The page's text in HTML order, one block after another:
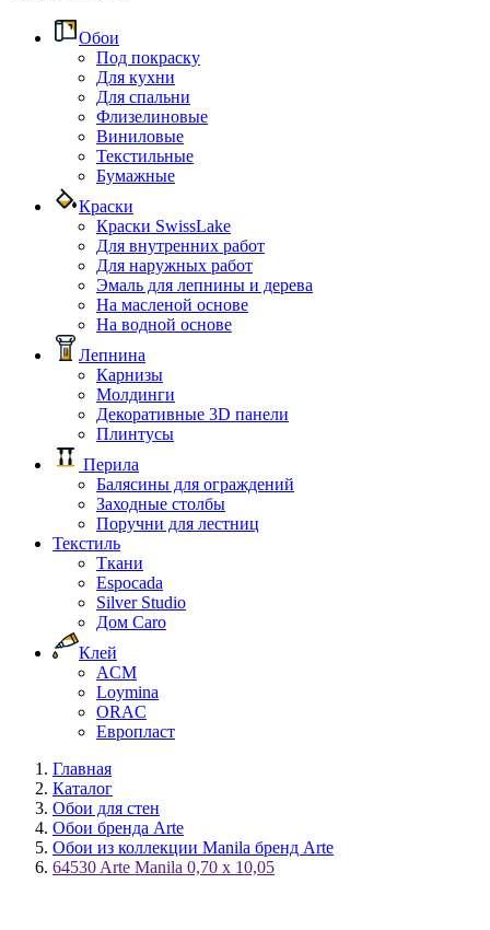
Обои
Под покраску
Для кухни
Для спальни
Флизелиновые
Виниловые
Текстильные
Бумажные
Краски
Краски SwissLake
Для внутренних работ
Для наружных работ
Эмаль для лепнины и дерева
На масленой основе
На водной основе
Лепнина
Карнизы
Молдинги
Декоративные 3D панели
Плинтусы
Перила
Балясины для ограждений
Заходные столбы
Поручни для лестниц
Текстиль
Ткани
Espocada
Silver Studio
Дом Caro
Клей
ACM
Loymina
ORAC
Европласт
Главная
Каталог
Обои для стен
Обои бренда Arte
Обои из коллекции Manila бренд Arte
64530 Arte Manila 0,70 х 10,05